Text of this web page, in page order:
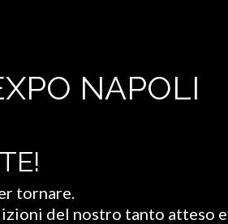
NAPOLI
tornare.
del nostro tanto atteso